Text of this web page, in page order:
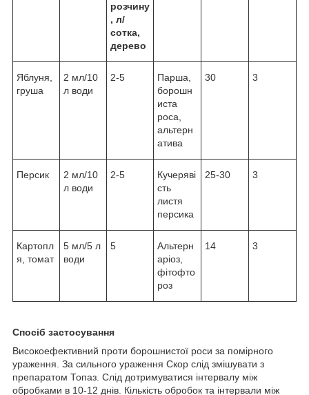
розчину
, л/
сотка,
дерево
Яблуня,
груша
2 мл/10
л води
2-5
Парша,
борошн
иста
роса,
альтерн
атива
30 3
Персик
2 мл/10
л води
2-5
Кучеряві
сть
листя
персика
25-30 3
Картопл
я, томат
5 мл/5 л
води
5
Альтерн
аріоз,
фітофто
роз
14 3
Спосіб застосування
Високоефективний проти борошнистої роси за помірного
ураження. За сильного ураження Скор слід змішувати з
препаратом Топаз. Слід дотримуватися інтервалу між
обробками в 10-12 днів. Кількість обробок та інтервали між